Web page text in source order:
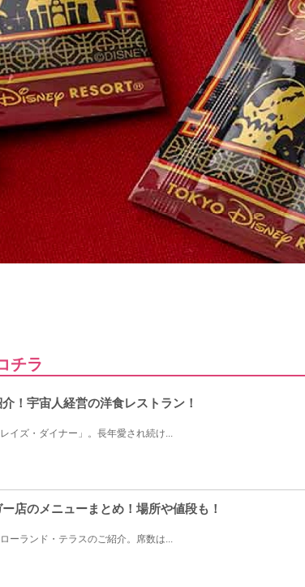
チラ
！宇宙人経営の洋食レストラン！
イズ・ダイナー」。長年愛され続け...
店のメニューまとめ！場所や値段も！
ーランド・テラスのご紹介。席数は...